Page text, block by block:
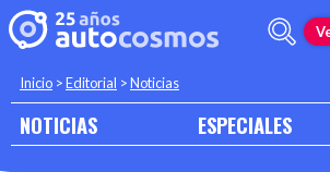
Inicio >Editorial >Noticias
NOTICIAS ESPECIALES